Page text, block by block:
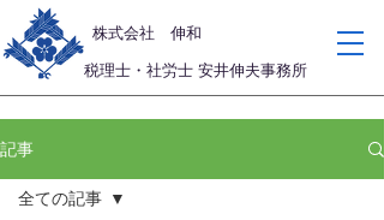
​株式会社 伸和
税理士・社労士 安井伸夫事務所
記事
全ての記事